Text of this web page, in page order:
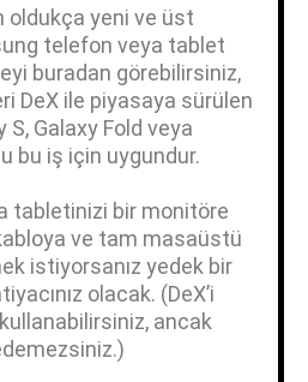
oldukça yeni ve üst
telefon veya tablet
buradan görebilirsiniz,
DeX ile piyasaya sürülen
S, Galaxy Fold veya
bu iş için uygundur.
tabletinizi bir monitöre
ve tam masaüstü
istiyorsanız yedek bir
olacak. (DeX’i
ancak